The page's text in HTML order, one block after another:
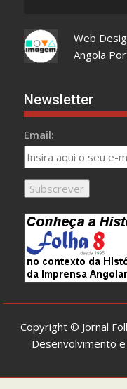
Web
Angola
Newsletter
Email:
Copyright © Jornal
Desenvolvimento